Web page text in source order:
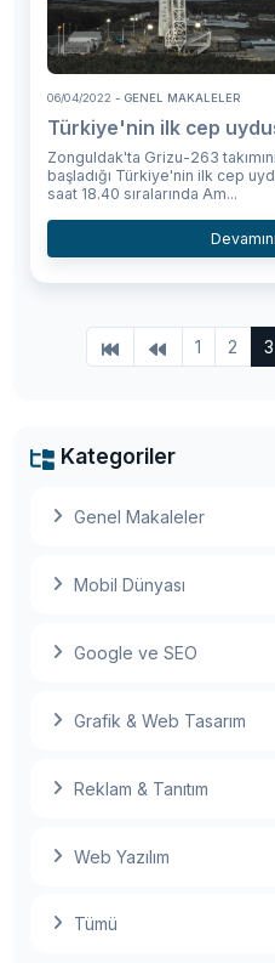
06/04/2022 - GENEL MAKALELER
Türkiye'nin ilk cep
Zonguldak'ta Grizu-263
başladığı Türkiye'nin ilk cep
saat 18.40 sıralarında Am...
1 2 3
Kategoriler
Genel Makaleler
Mobil Dünyası
Google ve SEO
Grafik & Web Tasarım
Reklam & Tanıtım
Web Yazılım
Tümü
testlerine başladı